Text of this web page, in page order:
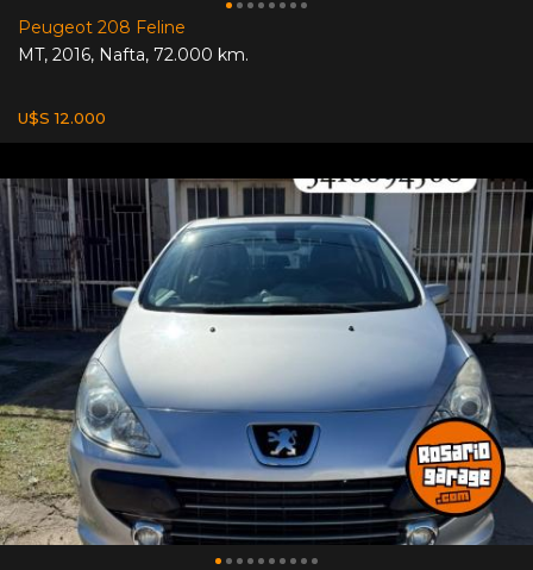
Peugeot 208 Feline
MT, 2016, Nafta, 72.000 km.
U$S 12.000